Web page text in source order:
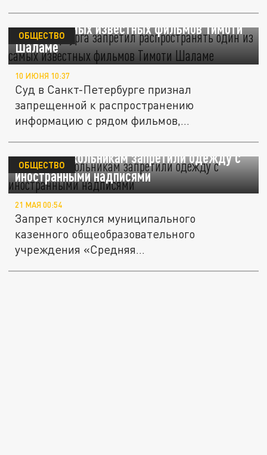
Суд Петербурга запретил распространять
один из самых известных фильмов Тимоти
Шаламе
ОБЩЕСТВО
10 ИЮНЯ 10:37
Суд в Санкт-Петербурге признал
запрещенной к распространению
информацию с рядом фильмов,
Томским школьникам запретили одежду с
иностранными надписями
ОБЩЕСТВО
21 МАЯ 00:54
Запрет коснулся муниципального
казенного общеобразовательного
учреждения «Средняя